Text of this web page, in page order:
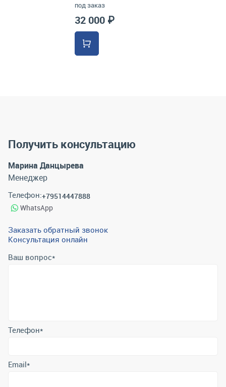
под заказ
32 000 ₽
Получить консультацию
Марина Данцырева
Менеджер
Телефон:+79514447888
WhatsApp
Заказать обратный звонок
Консультация онлайн
Ваш вопрос*
Отправляя форму вы подтверждаете согласие с